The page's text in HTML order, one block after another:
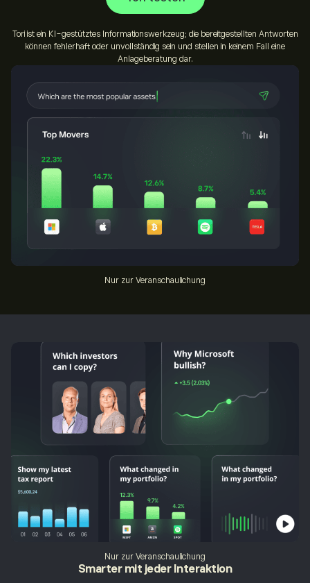
Tori ist ein KI-gestütztes Informationswerkzeug; die bereitgestellten Antworten
können fehlerhaft oder unvollständig sein und stellen in keinem Fall eine
Anlageberatung dar.
Nur zur Veranschaulichung
Nur zur Veranschaulichung
Smarter mit jeder Interaktion